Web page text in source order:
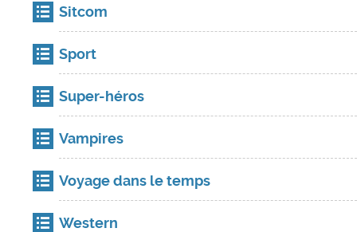
Sitcom
Sport
Super-héros
Vampires
Voyage dans le temps
Western